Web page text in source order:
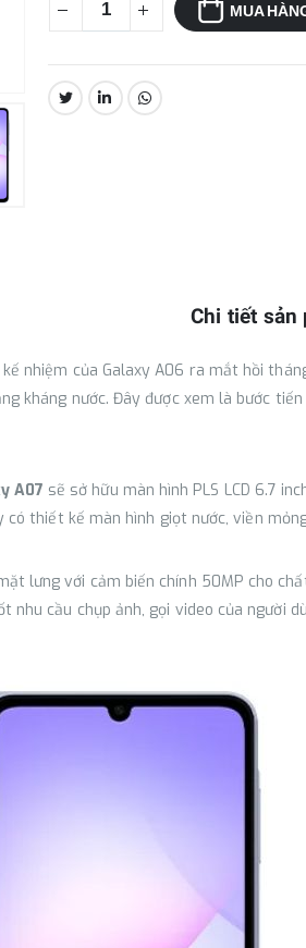
MUA
CHIA SẺ:
Chi tiết sản
nhiệm của Galaxy A06 ra mắt hồi
kháng nước. Đây được xem là bước
A07 sẽ sở hữu màn hình PLS LCD 6.7
thiết kế màn hình giọt nước, viền
lưng với cảm biến chính 50MP cho
cầu chụp ảnh, gọi video của người